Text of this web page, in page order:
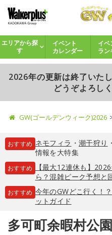
エリアから探
す
イベント
カレンダー
イベ
ラン
2026年の更新は終了いた
どうぞよろし
GW(ゴールデンウィーク)2026
おすすめ ネモフィラ ・ 潮干狩り ・
情報を大特集
おすすめ
【最大12連休も】
ら？混雑ピーク予想と
おすすめ 今年のGWどこ行く！
ットガイド
多可町余暇村公